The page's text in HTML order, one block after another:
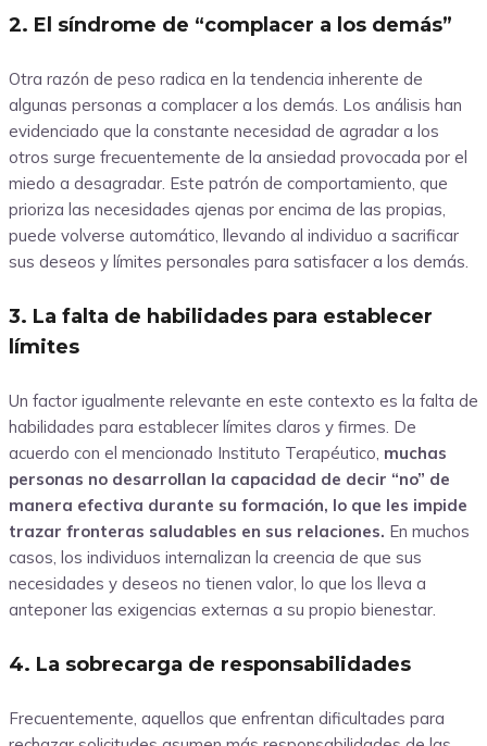
2. El síndrome de “complacer a los demás”
Otra razón de peso radica en la tendencia inherente de
algunas personas a complacer a los demás. Los análisis han
evidenciado que la constante necesidad de agradar a los
otros surge frecuentemente de la ansiedad provocada por el
miedo a desagradar. Este patrón de comportamiento, que
prioriza las necesidades ajenas por encima de las propias,
puede volverse automático, llevando al individuo a sacrificar
sus deseos y límites personales para satisfacer a los demás.
3. La falta de habilidades para establecer
límites
Un factor igualmente relevante en este contexto es la falta de
habilidades para establecer límites claros y firmes. De
acuerdo con el mencionado Instituto Terapéutico, muchas
personas no desarrollan la capacidad de decir “no” de
manera efectiva durante su formación, lo que les impide
trazar fronteras saludables en sus relaciones. En muchos
casos, los individuos internalizan la creencia de que sus
necesidades y deseos no tienen valor, lo que los lleva a
anteponer las exigencias externas a su propio bienestar.
4. La sobrecarga de responsabilidades
Frecuentemente, aquellos que enfrentan dificultades para